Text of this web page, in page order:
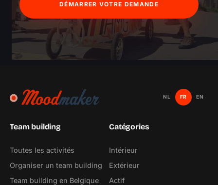
DÉMARRER VOTRE DEMANDE
NL FR EN
Team building
Toutes les activités
Organiser un team building
Team building en Belgique
Catégories
Intérieur
Extérieur
Actif